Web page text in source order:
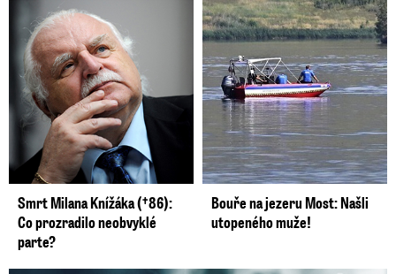
Smrt Milana Knížáka (†86):
Co prozradilo neobvyklé
parte?
Bouře na jezeru Most: Našli
utopeného muže!